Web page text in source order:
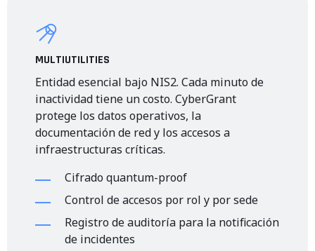
MULTIUTILITIES
Entidad esencial bajo NIS2. Cada minuto de
inactividad tiene un costo. CyberGrant
protege los datos operativos, la
documentación de red y los accesos a
infraestructuras críticas.
Cifrado quantum-proof
Control de accesos por rol y por sede
Registro de auditoría para la notificación
de incidentes